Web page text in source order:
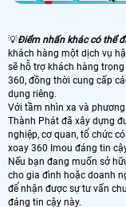
💡Điểm nhấn khác có thể
khách hàng một dịch vụ
sẽ hỗ trợ khách hàng
360, đồng thời cung cấp
dụng riêng.
Với tầm nhìn xa và
Thành Phát đã xây dựng
nghiệp, cơ quan, tổ chức
xoay 360 Imou đáng tin
Nếu bạn đang muốn sở
cho gia đình hoặc doanh
để nhận được sự tư vấn
đáng tin cậy này.